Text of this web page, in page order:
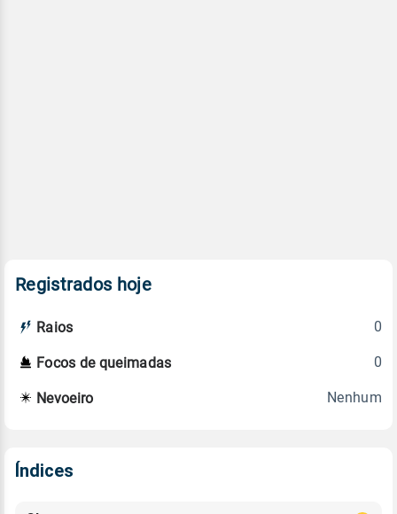
Registrados hoje
Raios 0
Focos de queimadas 0
Nevoeiro Nenhum
Índices